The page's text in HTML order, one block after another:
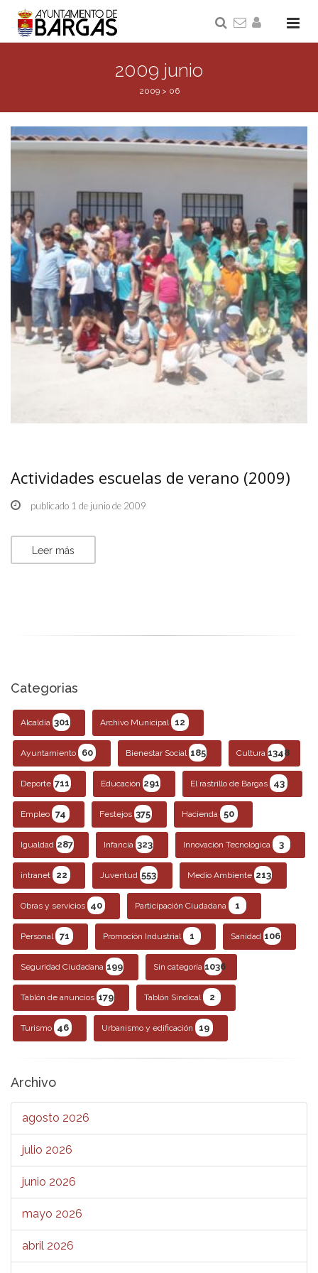
2009 junio
2009> 06
Actividades escuelas de verano (2009)
publicado 1 de junio de 2009
Leer más
Categorias
Alcaldía 301 Archivo Municipal 12
Ayuntamiento 60 Bienestar Social 185 Cultura 1348
Deporte 711 Educación 291 El rastrillo de Bargas 43
Empleo 74 Festejos 375 Hacienda 50
Igualdad 287 Infancia 323 Innovación Tecnológica 3
intranet 22 Juventud 553 Medio Ambiente 213
Obras y servicios 40 Participación Ciudadana 1
Personal 71 Promoción Industrial 1 Sanidad 106
Seguridad Ciudadana 199 Sin categoría 1036
Tablón de anuncios 179 Tablón Sindical 2
Turismo 46 Urbanismo y edificación 19
Archivo
agosto 2026
julio 2026
junio 2026
mayo 2026
abril 2026